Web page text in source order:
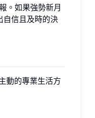
。如果強勢新月
自信且及時的決
動的專業生活方